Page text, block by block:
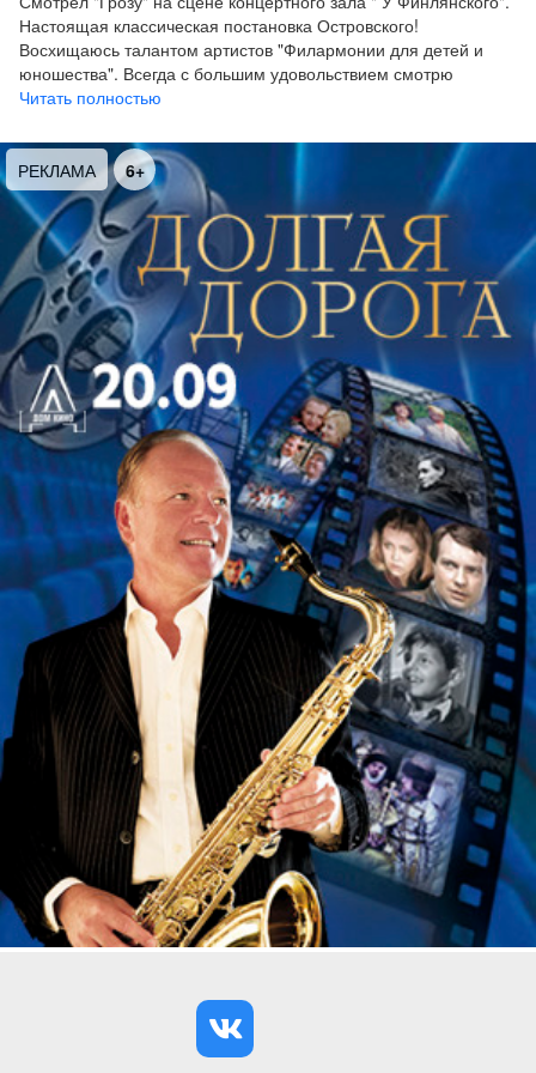
Настоящая классическая постановка Островского!
Восхищаюсь талантом артистов "Филармонии для детей и
юношества". Всегда с большим удовольствием смотрю
спектакли с их участием!
Читать полностью
РЕКЛАМА 6+